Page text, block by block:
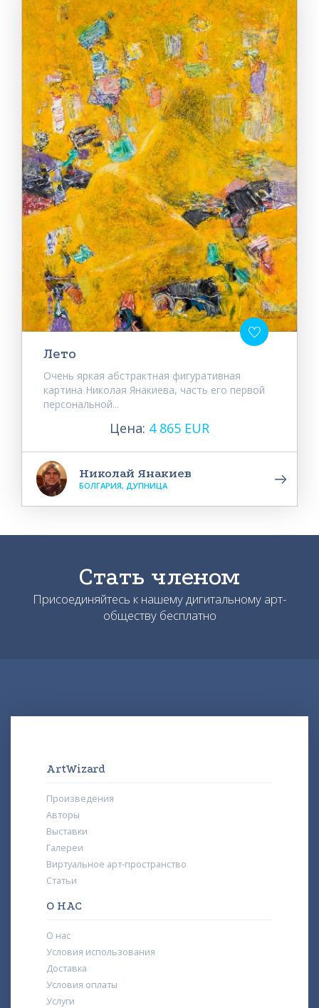
Лето
Очень яркая абстрактная фигуративная
картина Николая Янакиева, часть его первой
персональной...
Цена: 4 865 EUR
Николай Янакиев
БОЛГАРИЯ, ДУПНИЦА
Стать членом
Присоединяйтесь к нашему дигитальному арт-
обществу бесплатно
ArtWizard
Произведения
Авторы
Выставки
Галереи
Виртуальное арт-пространство
Статьи
О НАС
О нас
Условия использования
Доставка
Условия оплаты
Услуги